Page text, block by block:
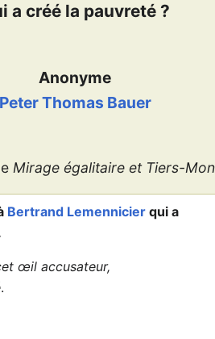
a créé la pauvreté ?
Anonyme
Peter Thomas Bauer
Mirage égalitaire et Tiers-
Bertrand Lemennicier qui a
œil accusateur,
.